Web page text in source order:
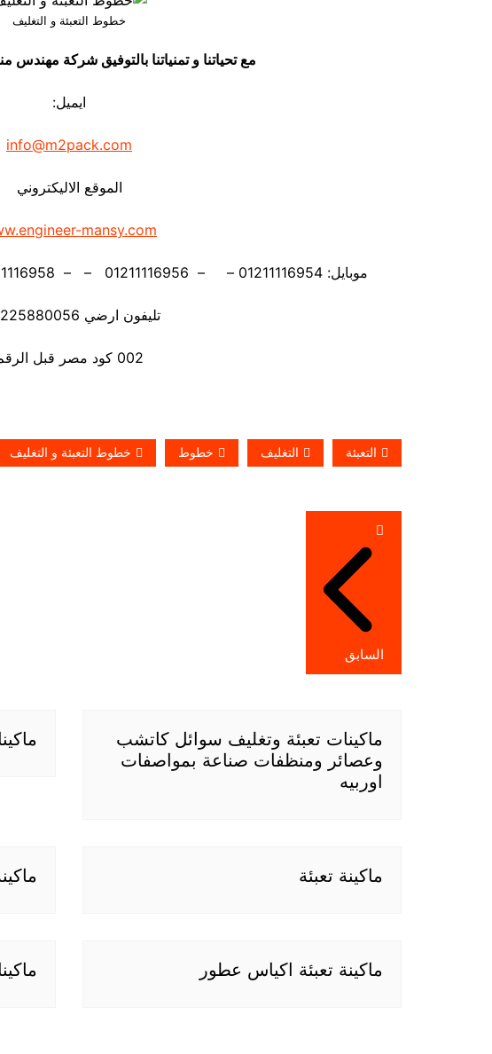
خطوط التعبئة و التغليف
مع تحياتنا و تمنياتنا بالتوفيق شركة
ايميل:
info@m2pack.com
الموقع الاليكتروني
mansy.com
موبايل: 01211116954 – – 01211116956 – – 01211116958 – 01211116959 – 01211116962
تليفون ارضي 0225880056
002 كود مصر قبل الرقم
التعبئة التغليف خطوط خطوط التعبئة و التغليف
تصفّح
المقالات
السابق
ماكينات تعبئة وتغليف سوائل كاتشب
وعصائر ومنظفات صناعة بمواصفات
اوربيه
ماكينة تعبئة
ماكينة تعبئة اكياس عطور